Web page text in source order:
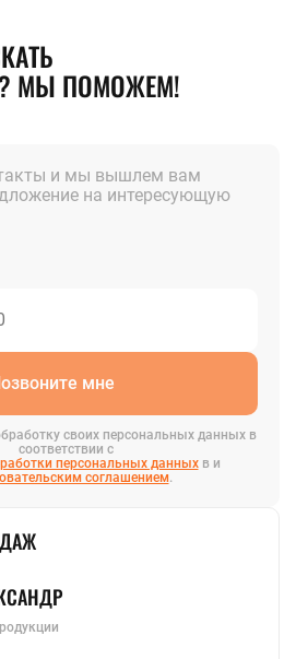
МЫ ПОМОЖЕМ!
и мы вышлем вам
на интересующую
мне
своих персональных данных в
соответствии с
персональных данныхв и
соглашением.